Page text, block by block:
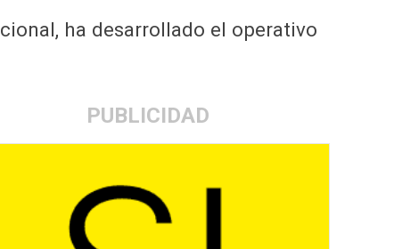
ha desarrollado el operativo
PUBLICIDAD